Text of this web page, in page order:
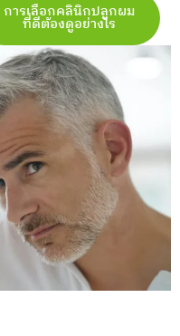
การเลือกคลินิกปลูกผม
ที่ดีต้องดูอย่างไร